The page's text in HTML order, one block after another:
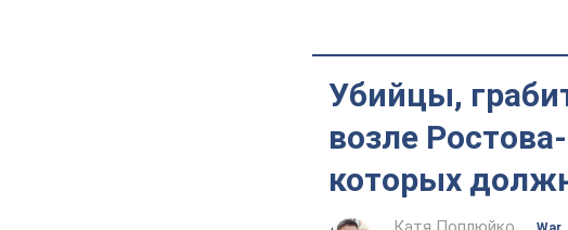
Убийцы,
возле
которых